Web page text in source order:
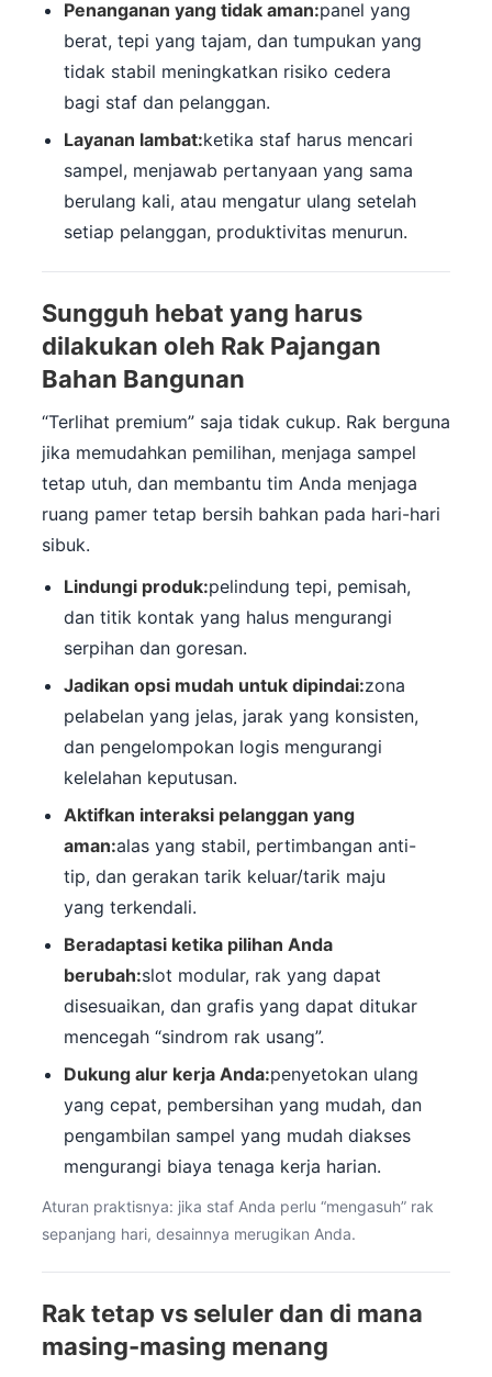
Penanganan yang tidak aman:panel yang
berat, tepi yang tajam, dan tumpukan yang
tidak stabil meningkatkan risiko cedera
bagi staf dan pelanggan.
Layanan lambat:ketika staf harus mencari
sampel, menjawab pertanyaan yang sama
berulang kali, atau mengatur ulang setelah
setiap pelanggan, produktivitas menurun.
Sungguh hebat yang harus
dilakukan oleh Rak Pajangan
Bahan Bangunan
“Terlihat premium” saja tidak cukup. Rak berguna
jika memudahkan pemilihan, menjaga sampel
tetap utuh, dan membantu tim Anda menjaga
ruang pamer tetap bersih bahkan pada hari-hari
sibuk.
Lindungi produk:pelindung tepi, pemisah,
dan titik kontak yang halus mengurangi
serpihan dan goresan.
Jadikan opsi mudah untuk dipindai:zona
pelabelan yang jelas, jarak yang konsisten,
dan pengelompokan logis mengurangi
kelelahan keputusan.
Aktifkan interaksi pelanggan yang
aman:alas yang stabil, pertimbangan anti-
tip, dan gerakan tarik keluar/tarik maju
yang terkendali.
Beradaptasi ketika pilihan Anda
berubah:slot modular, rak yang dapat
disesuaikan, dan grafis yang dapat ditukar
mencegah “sindrom rak usang”.
Dukung alur kerja Anda:penyetokan ulang
yang cepat, pembersihan yang mudah, dan
pengambilan sampel yang mudah diakses
mengurangi biaya tenaga kerja harian.
Aturan praktisnya: jika staf Anda perlu “mengasuh” rak
sepanjang hari, desainnya merugikan Anda.
Rak tetap vs seluler dan di mana
masing-masing menang